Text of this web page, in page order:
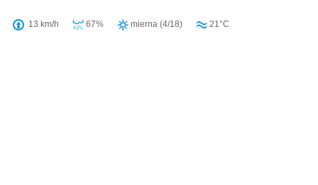
13 km/h 67% mierna (4/18) 21°C